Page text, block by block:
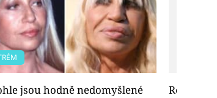
jsou hodně nedomyšlené
Rozumíte